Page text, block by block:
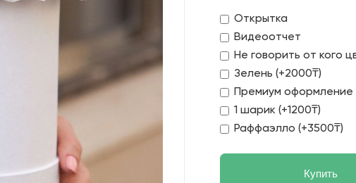
Открытка
Видеоотчет
Не говорить от кого
Зелень (+2000₸)
Премиум оформление
1 шарик (+1200₸)
Раффаэлло (+3500₸)
Купить